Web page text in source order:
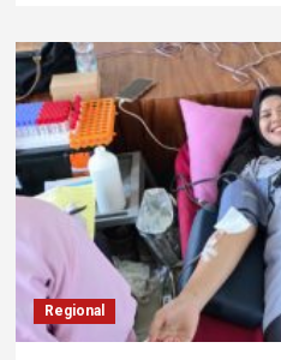
Regional